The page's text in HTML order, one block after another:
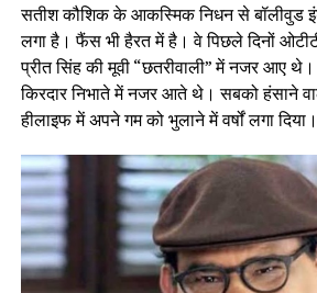
सतीश कौशिक के आकस्मिक निधन से बॉलीवुड
लगा है। फैंस भी हैरत में है। वे पिछले दिनों
प्रीत सिंह की मूवी “छतरीवाली” में नजर आए
किरदार निभाते में नजर आते थे। सबको हंसाने
हीलाइफ में अपने गम को भुलाने में वर्षों लगा दिया।